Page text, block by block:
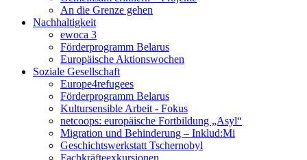
An die Grenze gehen
Nachhaltigkeit
ewoca 3
Förderprogramm Belarus
Europäische Aktionswochen
Soziale Gesellschaft
Europe4refugees
Förderprogramm Belarus
Kultursensible Arbeit - Fokus
netcoops: europäische Fortbildung „Asyl“
Migration und Behinderung – Inklud:Mi
Geschichtswerkstatt Tschernobyl